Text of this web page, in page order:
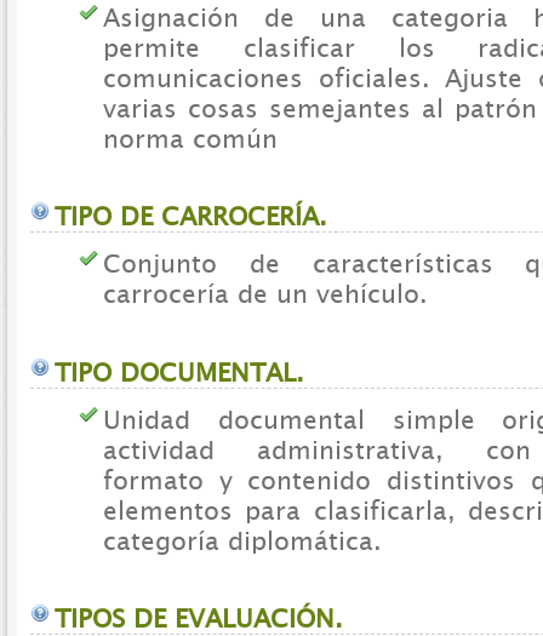
Asignación de una categoria
permite clasificar los
comunicaciones oficiales. Ajuste
varias cosas semejantes al
norma común
TIPO DE CARROCERÍA.
Conjunto de características
carrocería de un vehículo.
TIPO DOCUMENTAL.
Unidad documental simple
actividad administrativa, con
formato y contenido distintivos
elementos para clasificarla,
categoría diplomática.
TIPOS DE EVALUACIÓN.